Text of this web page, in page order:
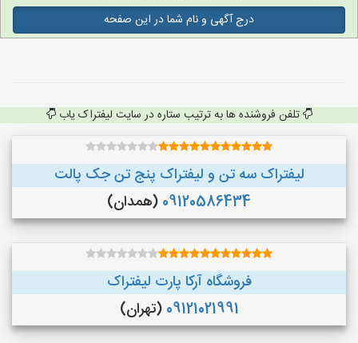
درج آگهی و نام شما در این صفحه
تلفن فروشنده ها به ترتیب ستاره در سایت لیفتراک یاب
لیفتراک سه تن و لیفتراک پنج تن جک پالت
09120586434 (همدان)
فروشگاه آرکا پارت لیفتراک
09121021991 (تهران)